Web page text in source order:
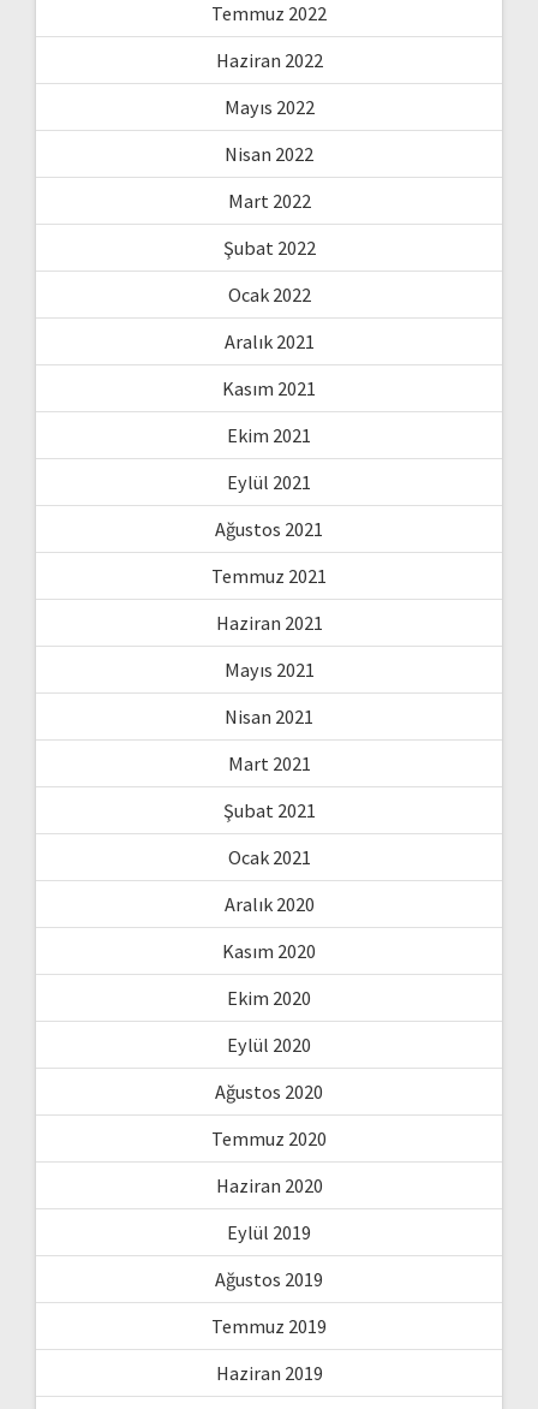
Temmuz 2022
Haziran 2022
Mayıs 2022
Nisan 2022
Mart 2022
Şubat 2022
Ocak 2022
Aralık 2021
Kasım 2021
Ekim 2021
Eylül 2021
Ağustos 2021
Temmuz 2021
Haziran 2021
Mayıs 2021
Nisan 2021
Mart 2021
Şubat 2021
Ocak 2021
Aralık 2020
Kasım 2020
Ekim 2020
Eylül 2020
Ağustos 2020
Temmuz 2020
Haziran 2020
Eylül 2019
Ağustos 2019
Temmuz 2019
Haziran 2019